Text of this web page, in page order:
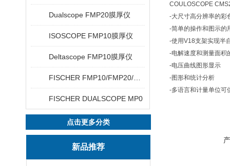
Dualscope FMP20膜厚仪
ISOSCOPE FMP10膜厚仪
Deltascope FMP10膜厚仪
FISCHER DUALSCOPE MP0
点击更多分类
新品推荐
COULOSCOPE
-大尺寸高分辨率的彩
-简单的操作和图示的
-使用V18支架实现半
-电解速度和测量面积
-电压曲线图形显示
-图形和统计分析
-多语言和计量单位可